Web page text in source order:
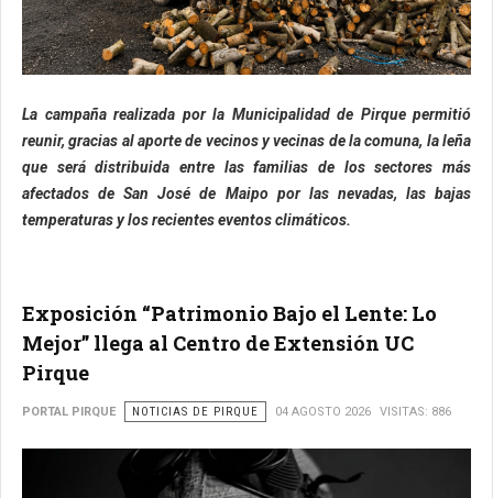
La campaña realizada por la Municipalidad de Pirque permitió
reunir, gracias al aporte de vecinos y vecinas de la comuna, la leña
que será distribuida entre las familias de los sectores más
afectados de San José de Maipo por las nevadas, las bajas
temperaturas y los recientes eventos climáticos.
Exposición “Patrimonio Bajo el Lente: Lo
Mejor” llega al Centro de Extensión UC
Pirque
PORTAL PIRQUE NOTICIAS DE PIRQUE 04 AGOSTO 2026 VISITAS: 886